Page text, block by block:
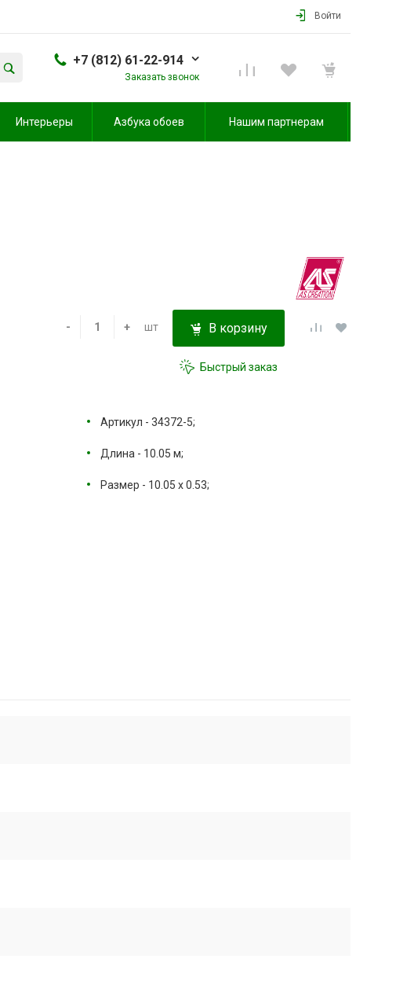
Войти
+7 (812) 61-22-914
Заказать звонок
Интерьеры Азбука обоев Нашим партнерам
- + шт В корзину
Быстрый заказ
Артикул - 34372-5;
Длина - 10.05 м;
Размер - 10.05 х 0.53;